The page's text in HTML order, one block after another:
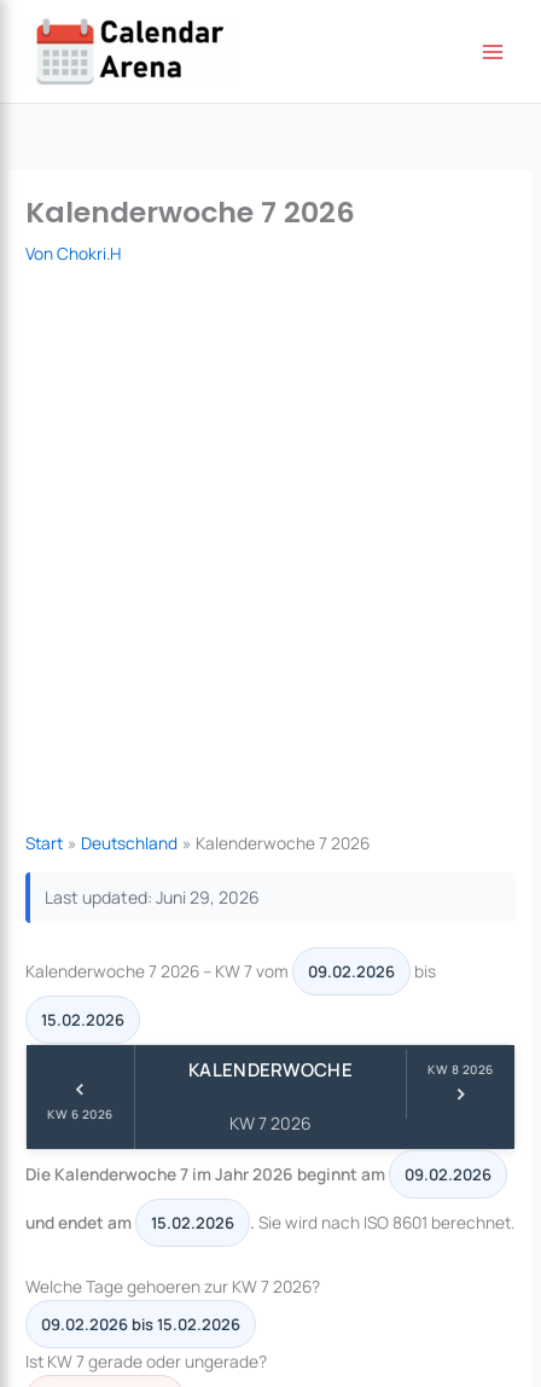
Inhalt
springen
Kalenderwoche 7 2026
VonChokri.H
Start Deutschland Kalenderwoche 7 2026
Last updated: Juni 29, 2026
Kalenderwoche 7 2026 – KW 7 vom 09.02.2026 bis
15.02.2026
‹
KW 6 2026
KALENDERWOCHE
KW 7 2026
KW 8 2026
›
Die Kalenderwoche 7 im Jahr 2026 beginnt am 09.02.2026
und endet am 15.02.2026 . Sie wird nach ISO 8601 berechnet.
Welche Tage gehoeren zur KW 7 2026?
09.02.2026 bis 15.02.2026
Ist KW 7 gerade oder ungerade?